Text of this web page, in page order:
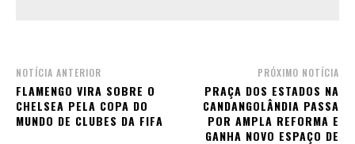
NOTÍCIA ANTERIOR
FLAMENGO VIRA SOBRE O
CHELSEA PELA COPA DO
MUNDO DE CLUBES DA FIFA
PRÓXIMO NOTÍCIA
PRAÇA DOS ESTADOS NA
CANDANGOLÂNDIA PASSA
POR AMPLA REFORMA E
GANHA NOVO ESPAÇO DE